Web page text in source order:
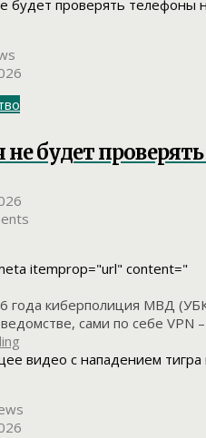
будет
itemprop="url" content="
года киберполиция МВД
сами по себе VPN